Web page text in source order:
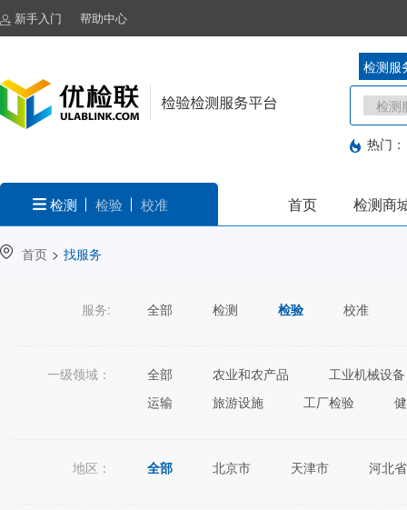
新手入门 帮助中心
检测服
热门：
检测 检验 校准 首页 检测商
首页 > 找服务
服务: 全部 检测 检验 校准
一级领域： 全部 农业和农产品
工业机械设备
运输
旅游设施 工厂检验
地区： 全部 北京市 天津市
河北省